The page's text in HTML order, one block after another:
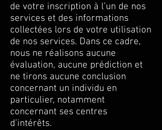
de votre inscription à l’un de nos
services et des informations
collectées lors de votre utilisation
de nos services. Dans ce cadre,
nous ne réalisons aucune
évaluation, aucune prédiction et
ne tirons aucune conclusion
concernant un individu en
particulier, notamment
concernant ses centres
d’intérêts.